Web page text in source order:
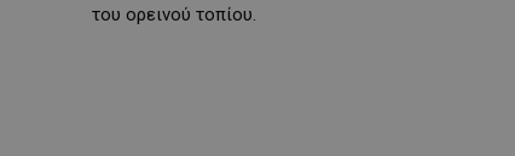
του ορεινού τοπίου.